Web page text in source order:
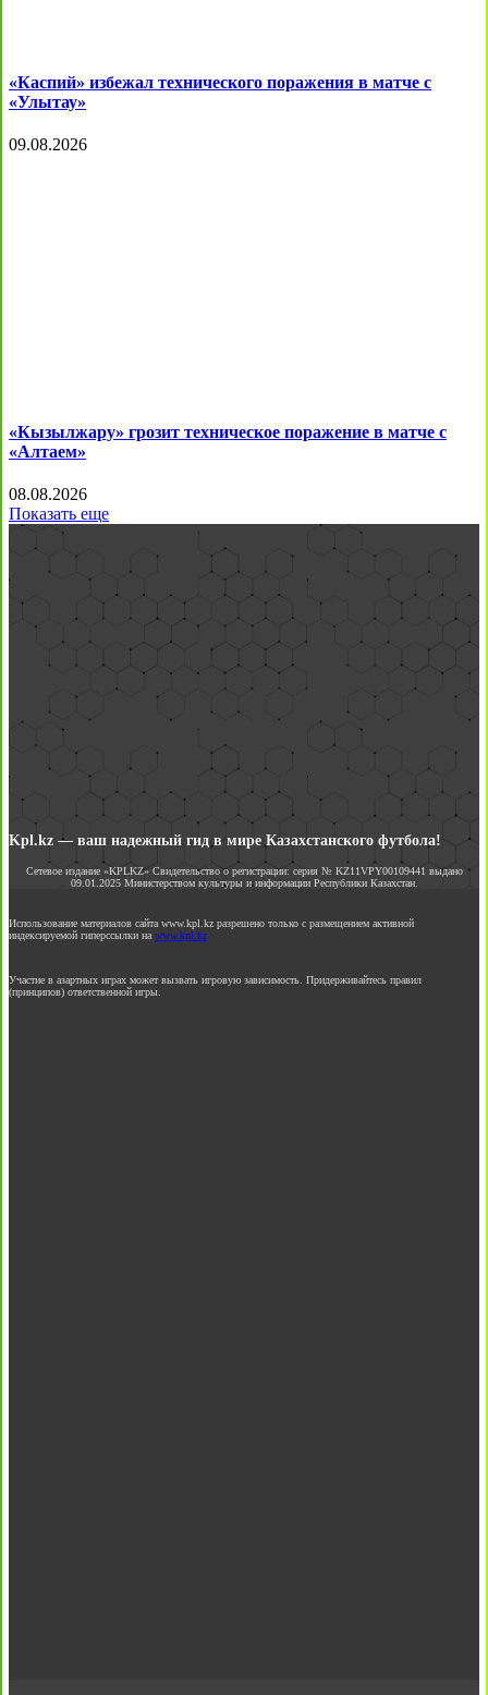
«Каспий» избежал технического поражения в матче с
«Улытау»
09.08.2026
«Кызылжару» грозит техническое поражение в матче с
«Алтаем»
08.08.2026
Показать еще
Kpl.kz — ваш надежный гид в мире Казахстанского футбола!
Сетевое издание «KPLKZ» Свидетельство о регистрации: серия № KZ11VPY00109441 выдано
09.01.2025 Министерством культуры и информации Республики Казахстан.
Использование материалов сайта www.kpl.kz разрешено только с размещением активной
индексируемой гиперссылки на www.kpl.kz
Участие в азартных играх может вызвать игровую зависимость. Придерживайтесь правил
(принципов) ответственной игры.